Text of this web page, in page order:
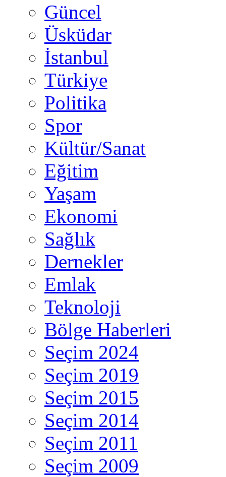
Güncel
Üsküdar
İstanbul
Türkiye
Politika
Spor
Kültür/Sanat
Eğitim
Yaşam
Ekonomi
Sağlık
Dernekler
Emlak
Teknoloji
Bölge Haberleri
Seçim 2024
Seçim 2019
Seçim 2015
Seçim 2014
Seçim 2011
Seçim 2009